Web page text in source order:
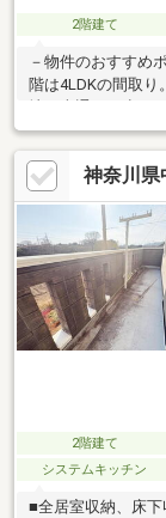
2階建て
－物件のおすすめ
階は4LDKの間取
各階にキッチン・
コニー・お庭あり
磯中学校 徒歩8分(
接道していないた
せん。建築審査会
けた場合には、建
神奈川県
2階建て
システムキッチン
■全居室収納、床